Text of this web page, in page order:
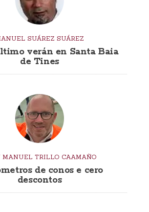
SUÁREZ SUÁREZ
verán en Santa Baia
de Tines
MANUEL TRILLO CAAMAÑO
de conos e cero
descontos